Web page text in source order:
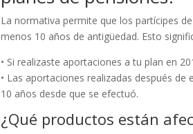
La normativa permite que los partícipes
menos 10 años de antigüedad. Esto
• Si realizaste aportaciones a tu plan en
• Las aportaciones realizadas después
10 años desde que se efectuó.
¿Qué productos están